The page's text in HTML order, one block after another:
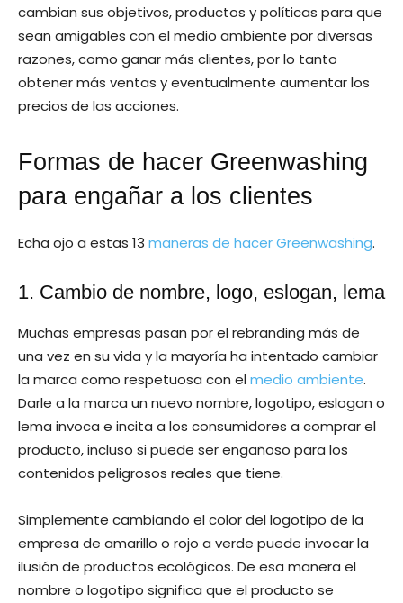
cambian sus objetivos, productos y políticas para que
sean amigables con el medio ambiente por diversas
razones, como ganar más clientes, por lo tanto
obtener más ventas y eventualmente aumentar los
precios de las acciones.
Formas de hacer Greenwashing
para engañar a los clientes
Echa ojo a estas 13 maneras de hacer Greenwashing.
1. Cambio de nombre, logo, eslogan, lema
Muchas empresas pasan por el rebranding más de
una vez en su vida y la mayoría ha intentado cambiar
la marca como respetuosa con elmedio ambiente.
Darle a la marca un nuevo nombre, logotipo, eslogan o
lema invoca e incita a los consumidores a comprar el
producto, incluso si puede ser engañoso para los
contenidos peligrosos reales que tiene.
Simplemente cambiando el color del logotipo de la
empresa de amarillo o rojo a verde puede invocar la
ilusión de productos ecológicos. De esa manera el
nombre o logotipo significa que el producto se